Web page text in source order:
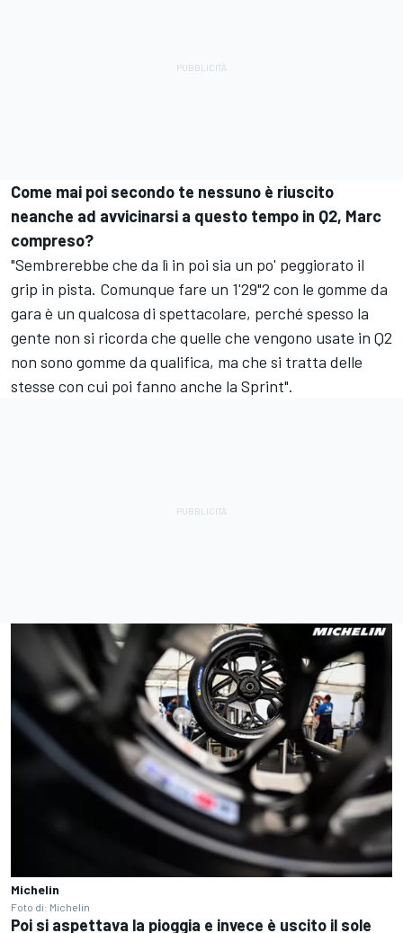
Come mai poi secondo te nessuno è riuscito
neanche ad avvicinarsi a questo tempo in Q2, Marc
compreso?
"Sembrerebbe che da lì in poi sia un po' peggiorato il
grip in pista. Comunque fare un 1'29"2 con le gomme da
gara è un qualcosa di spettacolare, perché spesso la
gente non si ricorda che quelle che vengono usate in Q2
non sono gomme da qualifica, ma che si tratta delle
stesse con cui poi fanno anche la Sprint".
Michelin
Foto di: Michelin
Poi si aspettava la pioggia e invece è uscito il sole